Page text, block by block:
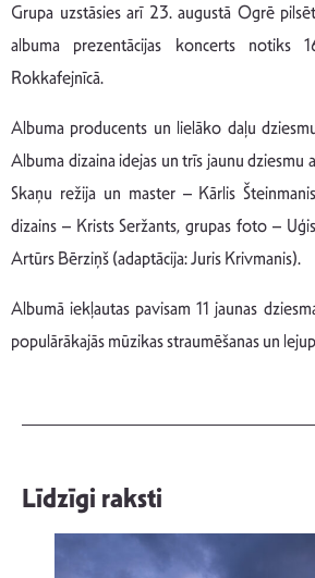
Grupa uzstāsies arī 23. augustā Ogrē
albuma prezentācijas koncerts notiks
Rokkafejnīcā.
Albuma producents un lielāko daļu
Albuma dizaina idejas un trīs jaunu dziesmu
Skaņu režija un master – Kārlis
dizains – Krists Seržants, grupas foto –
Artūrs Bērziņš (adaptācija: Juris Krivmanis).
Albumā iekļautas pavisam 11 jaunas
populārākajās mūzikas straumēšanas un
Līdzīgi raksti